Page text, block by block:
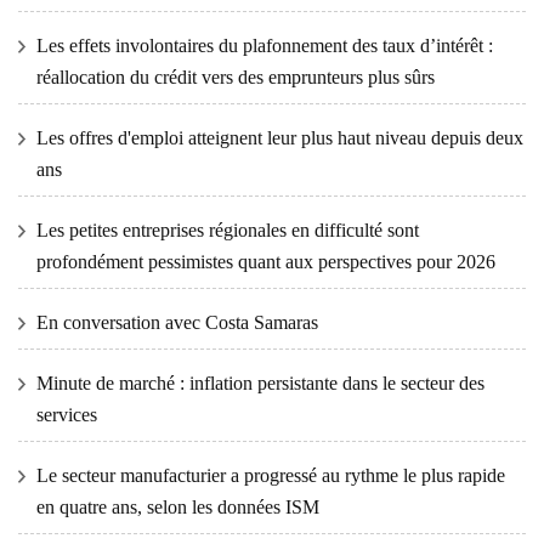
Les effets involontaires du plafonnement des taux d’intérêt :
réallocation du crédit vers des emprunteurs plus sûrs
Les offres d'emploi atteignent leur plus haut niveau depuis deux
ans
Les petites entreprises régionales en difficulté sont
profondément pessimistes quant aux perspectives pour 2026
En conversation avec Costa Samaras
Minute de marché : inflation persistante dans le secteur des
services
Le secteur manufacturier a progressé au rythme le plus rapide
en quatre ans, selon les données ISM